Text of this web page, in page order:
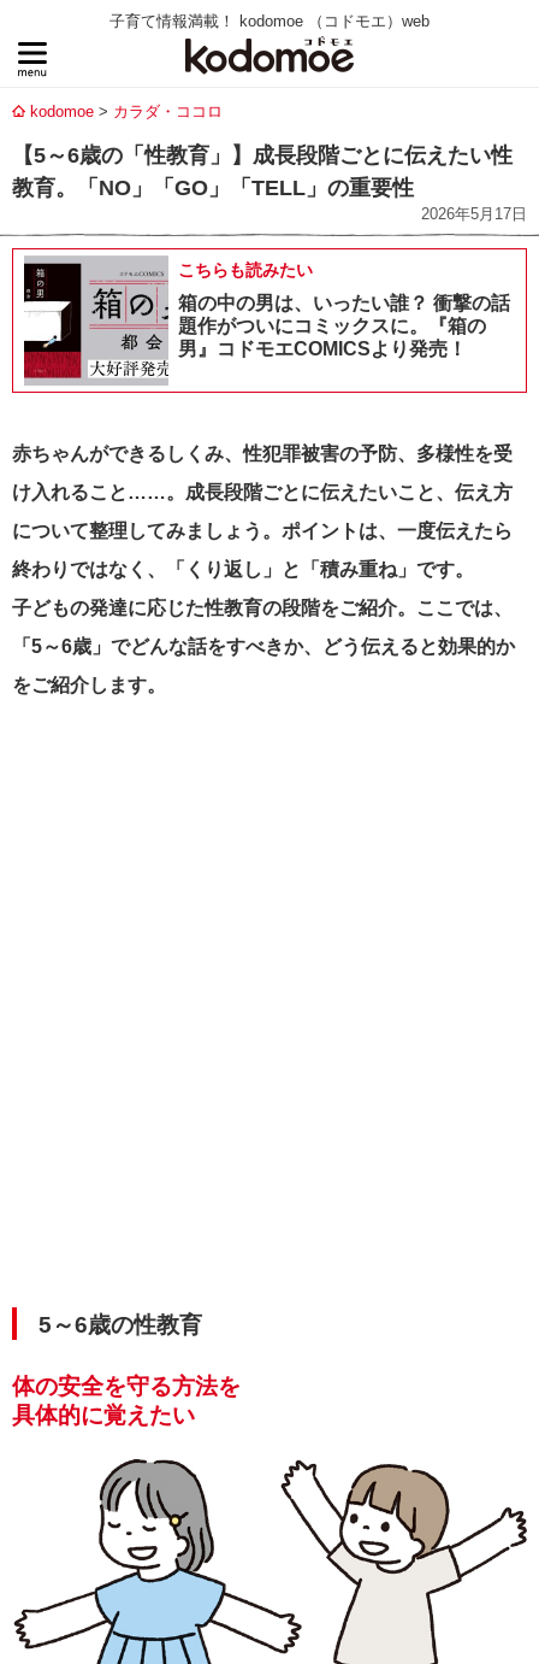
子育て情報満載！ kodomoe （コドモエ）web
kodomoe カラダ・ココロ
【5～6歳の「性教育」】成長段階ごとに伝えたい性
教育。「NO」「GO」「TELL」の重要性
2026年5月17日
こちらも読みたい
箱の中の男は、いったい誰？ 衝撃の話
題作がついにコミックスに。『箱の
男』コドモエCOMICSより発売！
赤ちゃんができるしくみ、性犯罪被害の予防、多様性を受
け入れること……。成長段階ごとに伝えたいこと、伝え方
について整理してみましょう。ポイントは、一度伝えたら
終わりではなく、「くり返し」と「積み重ね」です。
子どもの発達に応じた性教育の段階をご紹介。ここでは、
「5～6歳」でどんな話をすべきか、どう伝えると効果的か
をご紹介します。
5～6歳の性教育
体の安全を守る方法を
具体的に覚えたい